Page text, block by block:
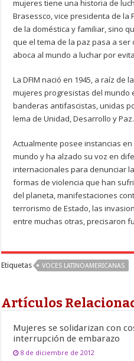
mujeres tiene una historia de
Brasessco, vice presidenta de la
de la doméstica y familiar, sino
que el tema de la paz pasa a
aboca al mundo a luchar por
La DFIM nació en 1945, a raíz de
mujeres progresistas del mundo
banderas antifascistas, unidas
lema de Unidad, Desarrollo y Paz.
Actualmente posee instancias
mundo y ha alzado su voz en
internacionales para denunciar
formas de violencia que han
del planeta, manifestaciones
terrorismo de Estado, las
entre muchas otras, precisaron
Etiquetas VOCES LATINOAMERICANAS
Artículos
Mujeres se solidarizan con
interrupción de embarazo
8 de diciembre de 2012